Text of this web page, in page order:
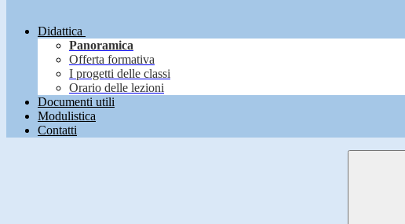
Didattica
Panoramica
Offerta formativa
I progetti delle classi
Orario delle lezioni
Documenti utili
Modulistica
Contatti